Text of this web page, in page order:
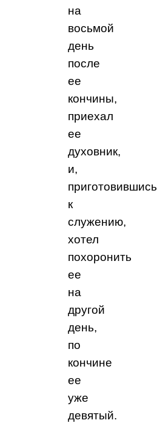
на
восьмой
день
после
ее
кончины,
приехал
ее
духовник,
и,
приготовившись
к
служению,
хотел
похоронить
ее
на
другой
день,
по
кончине
ее
уже
девятый.